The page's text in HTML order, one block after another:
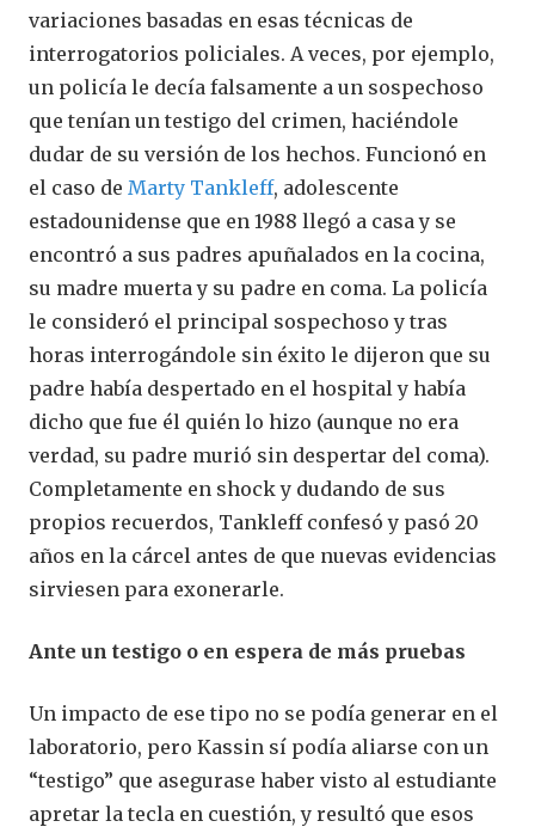
variaciones basadas en esas técnicas de
interrogatorios policiales. A veces, por ejemplo,
un policía le decía falsamente a un sospechoso
que tenían un testigo del crimen, haciéndole
dudar de su versión de los hechos. Funcionó en
el caso de Marty Tankleff, adolescente
estadounidense que en 1988 llegó a casa y se
encontró a sus padres apuñalados en la cocina,
su madre muerta y su padre en coma. La policía
le consideró el principal sospechoso y tras
horas interrogándole sin éxito le dijeron que su
padre había despertado en el hospital y había
dicho que fue él quién lo hizo (aunque no era
verdad, su padre murió sin despertar del coma).
Completamente en shock y dudando de sus
propios recuerdos, Tankleff confesó y pasó 20
años en la cárcel antes de que nuevas evidencias
sirviesen para exonerarle.
Ante un testigo o en espera de más pruebas
Un impacto de ese tipo no se podía generar en el
laboratorio, pero Kassin sí podía aliarse con un
“testigo” que asegurase haber visto al estudiante
apretar la tecla en cuestión, y resultó que esos